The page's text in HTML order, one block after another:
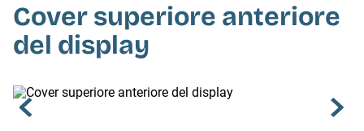
Cover superiore anteriore
del display